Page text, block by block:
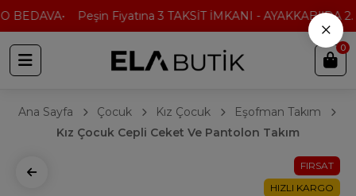
BEDAVA Peşin Fiyatına 3 TAKSİT İMKANI - AYAKKABI'DA 2.
0
Ana Sayfa Çocuk Kız Çocuk
Eşofman Takım
Kız Çocuk Cepli Ceket Ve Pantolon Takım
FIRSAT
HIZLI KARGO
×